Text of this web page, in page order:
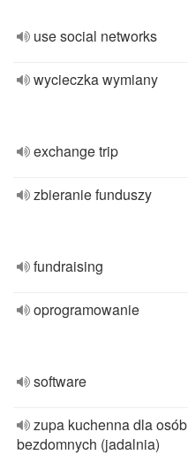
use social networks
wycieczka wymiany
exchange trip
zbieranie funduszy
fundraising
oprogramowanie
software
zupa kuchenna dla osób
bezdomnych (jadalnia)